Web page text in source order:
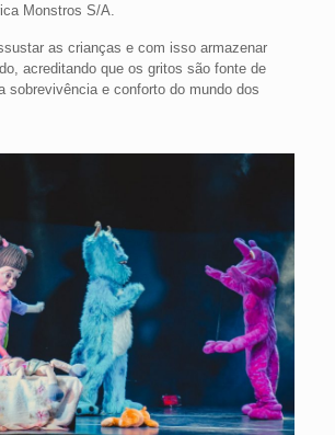
Monstros S/A.
as crianças e com isso armazenar
acreditando que os gritos são fonte de
sobrevivência e conforto do mundo dos